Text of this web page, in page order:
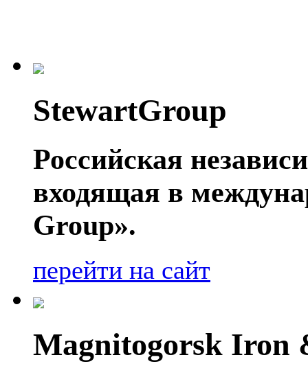
StewartGroup
Российская
входящая в
Group».
перейти на сайт
Magnitogorsk Iron